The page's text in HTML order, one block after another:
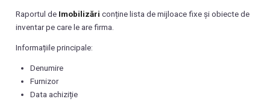
Raportul de Imobilizări conține lista de mijloace fixe și obiecte de
inventar pe care le are firma.
Informațiile principale:
Denumire
Furnizor
Data achiziție